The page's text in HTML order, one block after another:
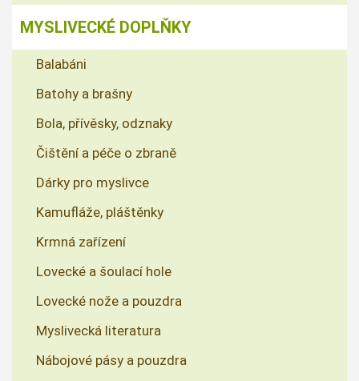
MYSLIVECKÉ DOPLŇKY
Balabáni
Batohy a brašny
Bola, přívěsky, odznaky
Čištění a péče o zbraně
Dárky pro myslivce
Kamufláže, pláštěnky
Krmná zařízení
Lovecké a šoulací hole
Lovecké nože a pouzdra
Myslivecká literatura
Nábojové pásy a pouzdra